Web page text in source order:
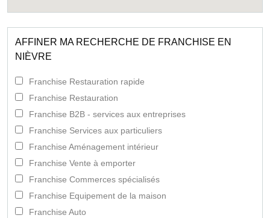
AFFINER MA RECHERCHE DE FRANCHISE EN
NIÈVRE
Franchise Restauration rapide
Franchise Restauration
Franchise B2B - services aux entreprises
Franchise Services aux particuliers
Franchise Aménagement intérieur
Franchise Vente à emporter
Franchise Commerces spécialisés
Franchise Equipement de la maison
Franchise Auto